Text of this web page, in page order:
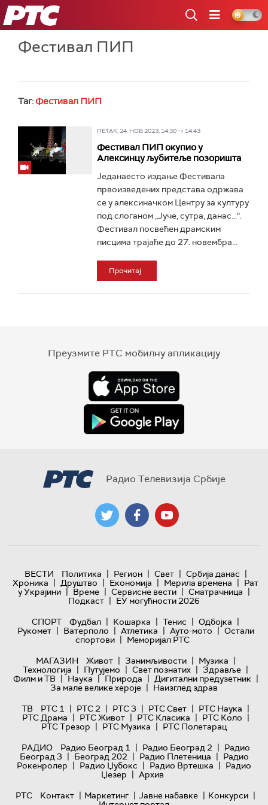
РТС
Фестивал ПИП
Таг:Фестивал ПИП
ПЕТАК, 24. НОВ 2023, 14:30 -> 14:43
Фестивал ПИП окупио у
Алексинцу љубитеље позоришта
Једанаесто издање Фестивала
првоизведених представа одржава
се у алексиначком Центру за културу
под слоганом „Јуче, сутра, данас...“.
Фестивал посвећен драмским
писцима трајаће до 27. новембра...
Прочитај
Преузмите РТС мобилну апликацију
Радио Телевизија Србије
ВЕСТИ Политика | Регион | Свет | Србија данас |
Хроника | Друштво | Економија | Мерила времена | Рат
у Украјини | Време | Сервисне вести | Сматрачница |
Подкаст | ЕУ могућности 2026
СПОРТ
Фудбал | Кошарка | Тенис | Одбојка |
Рукомет | Ватерполо | Атлетика | Ауто-мото | Остали
спортови | Меморијал РТС
МАГАЗИН
Живот | Занимљивости | Музика |
Технологијa | Путујемо | Свет познатих | Здравље |
Филм и ТВ | Наука | Природа | Дигитални предузетник |
За мале велике хероје | Наизглед здрав
ТВ
РТС 1 | РТС 2 | РТС 3 | РТС Свет | РТС Наука |
РТС Драма | РТС Живот | РТС Класика | РТС Коло |
РТС Трезор | РТС Музика | РТС Полетарац
РАДИО
Радио Београд 1 | Радио Београд 2 | Радио
Београд 3 | Београд 202 | Радио Плетеница | Радио
Рокенролер | Радио Џубокс | Радио Вртешка | Радио
Џезер | Архив
РТС
Контакт | Маркетинг | Јавне набавке | Конкурси |